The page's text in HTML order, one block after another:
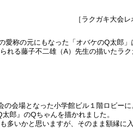
［ラクガキ大会レ
愛称の元にもなった「オバケのQ太郎」
れる藤子不二雄（A）先生の描いたラ
会場となった小学館ビル１階ロビー
郎』のQちゃんを描かれました。
多いかと思いますが、そのまま額縁に